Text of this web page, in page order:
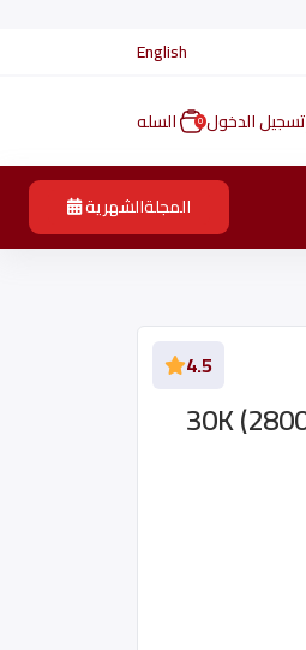
English
تسجيل الدخول 0 السله
المجلةالشهرية
4.5
مكيف سبيليت ميديا اوليمبوس 30 بارد (28000) 30K